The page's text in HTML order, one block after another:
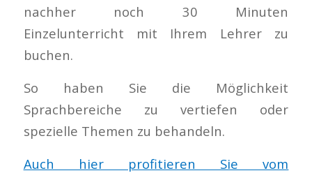
nachher noch 30 Minuten
Einzelunterricht mit Ihrem Lehrer zu
buchen.
So haben Sie die Möglichkeit
Sprachbereiche zu vertiefen oder
spezielle Themen zu behandeln.
Auch hier profitieren Sie vom